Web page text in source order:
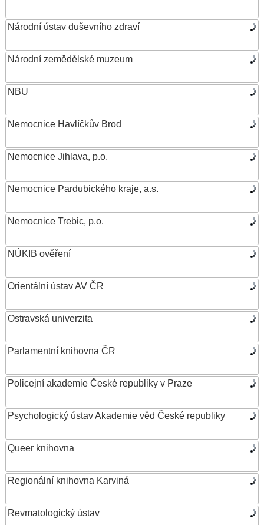
Národní ústav duševního zdraví
Národní zemědělské muzeum
NBU
Nemocnice Havlíčkův Brod
Nemocnice Jihlava, p.o.
Nemocnice Pardubického kraje, a.s.
Nemocnice Trebic, p.o.
NÚKIB ověření
Orientální ústav AV ČR
Ostravská univerzita
Parlamentní knihovna ČR
Policejní akademie České republiky v Praze
Psychologický ústav Akademie věd České republiky
Queer knihovna
Regionální knihovna Karviná
Revmatologický ústav